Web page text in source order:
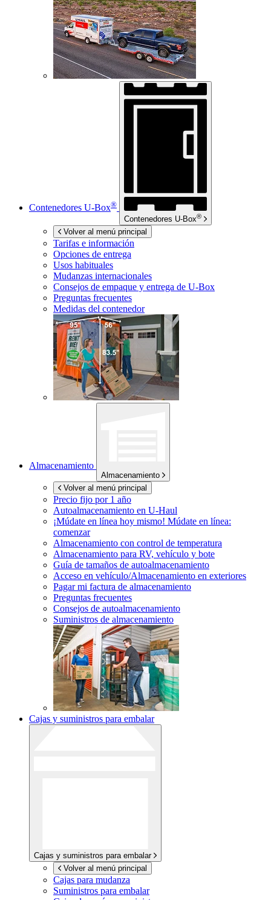
Contenedores U-Box®
Contenedores U-Box®
Volver al menú principal
Tarifas e información
Opciones de entrega
Usos habituales
Mudanzas internacionales
Consejos de empaque y entrega de U-Box
Preguntas frecuentes
Medidas del contenedor
Almacenamiento
Almacenamiento
Volver al menú principal
Precio fijo por 1 año
Autoalmacenamiento en U-Haul
¡Múdate en línea hoy mismo! Múdate en línea:
comenzar
Almacenamiento con control de temperatura
Almacenamiento para RV, vehículo y bote
Guía de tamaños de autoalmacenamiento
Acceso en vehículo/Almacenamiento en exteriores
Pagar mi factura de almacenamiento
Preguntas frecuentes
Consejos de autoalmacenamiento
Suministros de almacenamiento
Cajas y suministros para embalar
Cajas y suministros para embalar
Volver al menú principal
Cajas para mudanza
Suministros para embalar